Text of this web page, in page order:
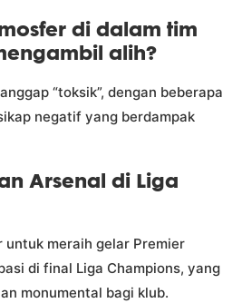
di dalam tim
alih?
“toksik”, dengan beberapa
negatif yang berdampak
Arsenal di Liga
meraih gelar Premier
di final Liga Champions, yang
monumental bagi klub.